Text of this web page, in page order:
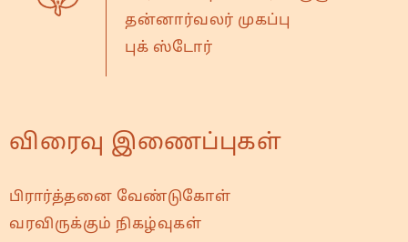
தன்னார்வலர் முகப்பு
புக் ஸ்டோர்
விரைவு இணைப்புகள்
பிரார்த்தனை வேண்டுகோள்
வரவிருக்கும் நிகழ்வுகள்